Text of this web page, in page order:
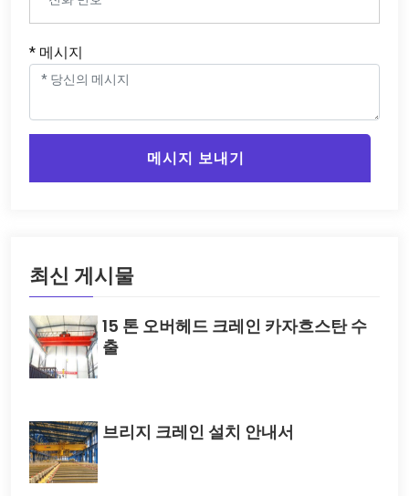
* 메시지
메시지 보내기
최신 게시물
15 톤 오버헤드 크레인 카자흐스탄 수
출
브리지 크레인 설치 안내서